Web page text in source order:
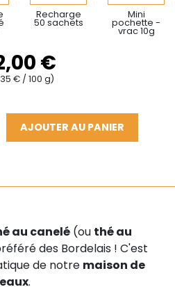
Recharge
50 sachets
Mini
pochette -
vrac 10g
€
€ / 100 g)
AJOUTER AU PANIER
au canelé (ou thé au
des Bordelais ! C'est
de notre maison de
.